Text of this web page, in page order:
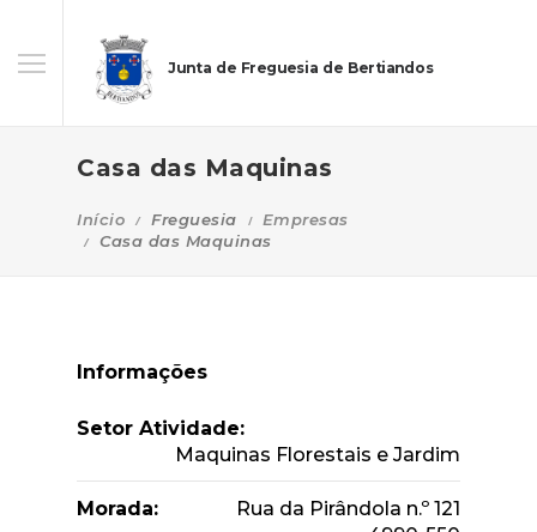
Junta de Freguesia de Bertiandos
Casa das Maquinas
Início Freguesia
Empresas
Casa das Maquinas
Informações
Setor Atividade:
Maquinas Florestais e Jardim
Morada:
Rua da Pirândola n.º 121